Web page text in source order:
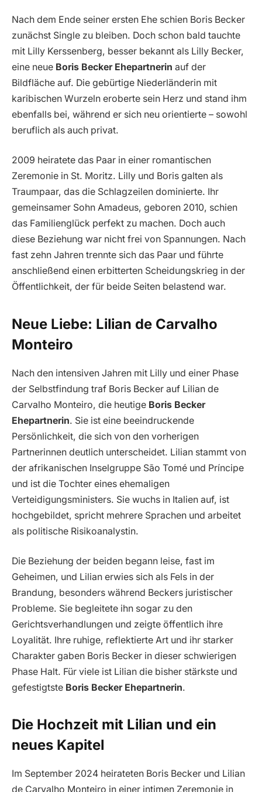
Nach dem Ende seiner ersten Ehe schien Boris Becker
zunächst Single zu bleiben. Doch schon bald tauchte
mit Lilly Kerssenberg, besser bekannt als Lilly Becker,
eine neue Boris Becker Ehepartnerin auf der
Bildfläche auf. Die gebürtige Niederländerin mit
karibischen Wurzeln eroberte sein Herz und stand ihm
ebenfalls bei, während er sich neu orientierte – sowohl
beruflich als auch privat.
2009 heiratete das Paar in einer romantischen
Zeremonie in St. Moritz. Lilly und Boris galten als
Traumpaar, das die Schlagzeilen dominierte. Ihr
gemeinsamer Sohn Amadeus, geboren 2010, schien
das Familienglück perfekt zu machen. Doch auch
diese Beziehung war nicht frei von Spannungen. Nach
fast zehn Jahren trennte sich das Paar und führte
anschließend einen erbitterten Scheidungskrieg in der
Öffentlichkeit, der für beide Seiten belastend war.
Neue Liebe: Lilian de Carvalho
Monteiro
Nach den intensiven Jahren mit Lilly und einer Phase
der Selbstfindung traf Boris Becker auf Lilian de
Carvalho Monteiro, die heutige Boris Becker
Ehepartnerin. Sie ist eine beeindruckende
Persönlichkeit, die sich von den vorherigen
Partnerinnen deutlich unterscheidet. Lilian stammt von
der afrikanischen Inselgruppe São Tomé und Príncipe
und ist die Tochter eines ehemaligen
Verteidigungsministers. Sie wuchs in Italien auf, ist
hochgebildet, spricht mehrere Sprachen und arbeitet
als politische Risikoanalystin.
Die Beziehung der beiden begann leise, fast im
Geheimen, und Lilian erwies sich als Fels in der
Brandung, besonders während Beckers juristischer
Probleme. Sie begleitete ihn sogar zu den
Gerichtsverhandlungen und zeigte öffentlich ihre
Loyalität. Ihre ruhige, reflektierte Art und ihr starker
Charakter gaben Boris Becker in dieser schwierigen
Phase Halt. Für viele ist Lilian die bisher stärkste und
gefestigtste Boris Becker Ehepartnerin.
Die Hochzeit mit Lilian und ein
neues Kapitel
Im September 2024 heirateten Boris Becker und Lilian
de Carvalho Monteiro in einer intimen Zeremonie in